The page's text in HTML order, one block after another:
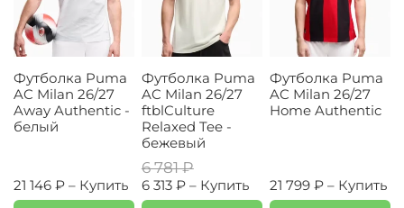
Футболка Puma
AC Milan 26/27
Away Authentic -
белый
21 146 ₽ – Купить
Футболка Puma
AC Milan 26/27
ftblCulture
Relaxed Tee -
бежевый
6 781 ₽
6 313 ₽ – Купить
Футболка Puma
AC Milan 26/27
Home Authentic
21 799 ₽ – Купить